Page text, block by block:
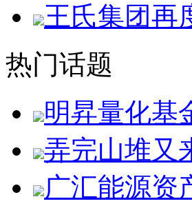
王氏集团再
热门话题
明昇量化基
弄完山堆又
广汇能源资